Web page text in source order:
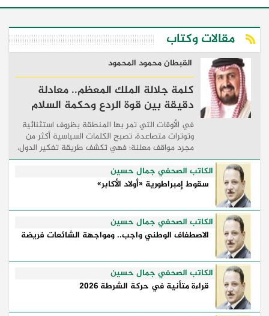
مقالات وكتاب
القبطان محمود المحمود
كلمة جلالة الملك المعظم.. معادلة
دقيقة بين قوة الردع وحكمة السلام
في الأوقات التي تمر بها المنطقة بظروف استثنائية
وتوترات متصاعدة، تصبح الكلمات السياسية أكثر من
مجرد مواقف معلنة؛ فهي تكشف طريقة تفكير الدول،
وكيفية إدارتها للأزمات، والحدود التي تفصل بين القوة
...
الكاتب الصحفي جمال حسين
سقوط إمبراطورية «أولاد الأكابر»
الكاتب الصحفي جمال حسين
الاصطفاف الوطني واجب.. ومواجهة الشائعات فريضة
الكاتب الصحفي جمال حسين
قراءة متأنية في حركة الشرطة 2026